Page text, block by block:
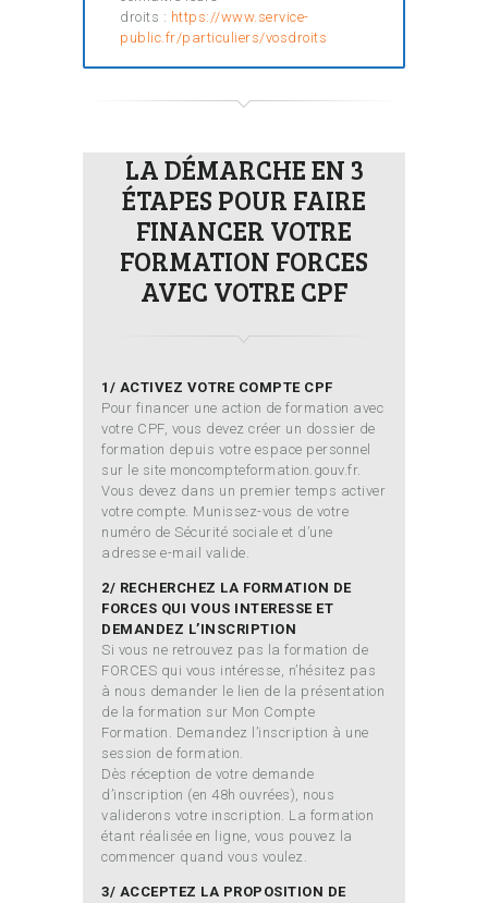
droits : https://www.service-
public.fr/particuliers/vosdroits
LA DÉMARCHE EN 3
ÉTAPES POUR FAIRE
FINANCER VOTRE
FORMATION FORCES
AVEC VOTRE CPF
1/ ACTIVEZ VOTRE COMPTE CPF
Pour financer une action de formation avec
votre CPF, vous devez créer un dossier de
formation depuis votre espace personnel
sur le site moncompteformation.gouv.fr.
Vous devez dans un premier temps activer
votre compte. Munissez-vous de votre
numéro de Sécurité sociale et d’une
adresse e-mail valide.
2/ RECHERCHEZ LA FORMATION DE
FORCES QUI VOUS INTERESSE ET
DEMANDEZ L’INSCRIPTION
Si vous ne retrouvez pas la formation de
FORCES qui vous intéresse, n’hésitez pas
à nous demander le lien de la présentation
de la formation sur Mon Compte
Formation. Demandez l’inscription à une
session de formation.
Dès réception de votre demande
d’inscription (en 48h ouvrées), nous
validerons votre inscription. La formation
étant réalisée en ligne, vous pouvez la
commencer quand vous voulez.
3/ ACCEPTEZ LA PROPOSITION DE